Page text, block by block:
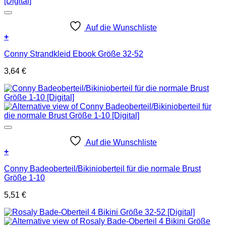
Auf die Wunschliste
+
Conny Strandkleid Ebook Größe 32-52
3,64 €
Auf die Wunschliste
+
Conny Badeoberteil/Bikinioberteil für die normale Brust
Größe 1-10
5,51 €